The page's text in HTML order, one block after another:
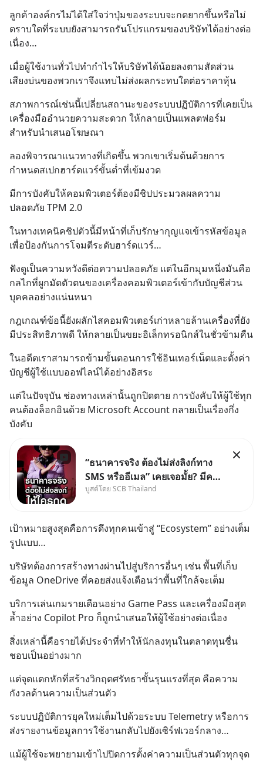
ลูกค้าองค์กรไม่ได้ใส่ใจว่าปุ่มของระบบจะกดยากขึ้นหรือไม่
ตราบใดที่ระบบยังสามารถรันโปรแกรมของบริษัทได้อย่างต่อ
เนื่อง…
เมื่อผู้ใช้งานทั่วไปทำกำไรให้บริษัทได้น้อยลงตามสัดส่วน
เสียงบ่นของพวกเราจึงแทบไม่ส่งผลกระทบใดต่อราคาหุ้น
สภาพการณ์เช่นนี้เปลี่ยนสถานะของระบบปฏิบัติการที่เคยเป็น
เครื่องมืออำนวยความสะดวก ให้กลายเป็นแพลตฟอร์ม
สำหรับนำเสนอโฆษณา
ลองพิจารณาแนวทางที่เกิดขึ้น พวกเขาเริ่มต้นด้วยการ
กำหนดสเปกฮาร์ดแวร์ขั้นต่ำที่เข้มงวด
มีการบังคับให้คอมพิวเตอร์ต้องมีชิปประมวลผลความ
ปลอดภัย TPM 2.0
ในทางเทคนิคชิปตัวนี้มีหน้าที่เก็บรักษากุญแจเข้ารหัสข้อมูล
เพื่อป้องกันการโจมตีระดับฮาร์ดแวร์…
ฟังดูเป็นความหวังดีต่อความปลอดภัย แต่ในอีกมุมหนึ่งมันคือ
กลไกที่ผูกมัดตัวตนของเครื่องคอมพิวเตอร์เข้ากับบัญชีส่วน
บุคคลอย่างแน่นหนา
กฎเกณฑ์ข้อนี้ยังผลักไสคอมพิวเตอร์เก่าหลายล้านเครื่องที่ยัง
มีประสิทธิภาพดี ให้กลายเป็นขยะอิเล็กทรอนิกส์ในชั่วข้ามคืน
ในอดีตเราสามารถข้ามขั้นตอนการใช้อินเทอร์เน็ตและตั้งค่า
บัญชีผู้ใช้แบบออฟไลน์ได้อย่างอิสระ
แต่ในปัจจุบัน ช่องทางเหล่านั้นถูกปิดตาย การบังคับให้ผู้ใช้ทุก
คนต้องล็อกอินด้วย Microsoft Account กลายเป็นเรื่องกึ่ง
บังคับ
“ธนาคารจริง ต้องไม่ส่งลิงก์ทาง
SMS หรืออีเมล” เคยเจอมั้ย? มีคน
อ้างว่าโทรจากธนาคาร บอกว่า
“ป้าเก๋าเล่ากลโกง” เพื่อรู้ทันมุก
บูสต์โดย SCB Thailand
เป้าหมายสูงสุดคือการดึงทุกคนเข้าสู่ “Ecosystem” อย่างเต็ม
รูปแบบ…
บริษัทต้องการสร้างทางผ่านไปสู่บริการอื่นๆ เช่น พื้นที่เก็บ
ข้อมูล OneDrive ที่คอยส่งแจ้งเตือนว่าพื้นที่ใกล้จะเต็ม
บริการเล่นเกมรายเดือนอย่าง Game Pass และเครื่องมือสุด
ล้ำอย่าง Copilot Pro ก็ถูกนำเสนอให้ผู้ใช้อย่างต่อเนื่อง
สิ่งเหล่านี้คือรายได้ประจำที่ทำให้นักลงทุนในตลาดทุนชื่น
ชอบเป็นอย่างมาก
แต่จุดแตกหักที่สร้างวิกฤตศรัทธาขั้นรุนแรงที่สุด คือความ
กังวลด้านความเป็นส่วนตัว
ระบบปฏิบัติการยุคใหม่เต็มไปด้วยระบบ Telemetry หรือการ
ส่งรายงานข้อมูลการใช้งานกลับไปยังเซิร์ฟเวอร์กลาง…
แม้ผู้ใช้จะพยายามเข้าไปปิดการตั้งค่าความเป็นส่วนตัวทุกจุด